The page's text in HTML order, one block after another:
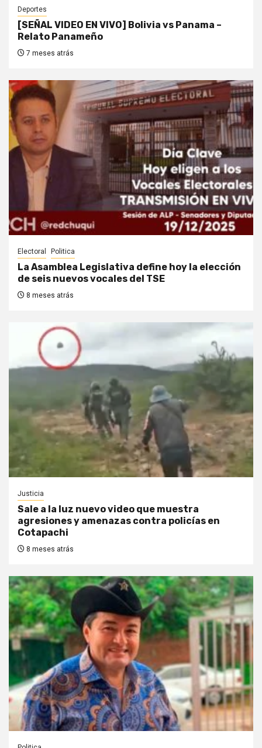
Deportes
[SEÑAL VIDEO EN VIVO] Bolivia vs Panama –
Relato Panameño
7 meses atrás
Electoral Politica
La Asamblea Legislativa define hoy la elección
de seis nuevos vocales del TSE
8 meses atrás
Justicia
Sale a la luz nuevo video que muestra
agresiones y amenazas contra policías en
Cotapachi
8 meses atrás